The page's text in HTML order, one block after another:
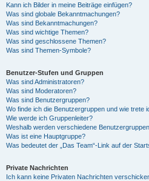
Kann ich Bilder in meine Beiträge einfügen?
Was sind globale Bekanntmachungen?
Was sind Bekanntmachungen?
Was sind wichtige Themen?
Was sind geschlossene Themen?
Was sind Themen-Symbole?
Benutzer-Stufen und Gruppen
Was sind Administratoren?
Was sind Moderatoren?
Was sind Benutzergruppen?
Wo finde ich die Benutzergruppen und wie trete
Wie werde ich Gruppenleiter?
Weshalb werden verschiedene
Was ist eine Hauptgruppe?
Was bedeutet der „Das Team“-Link auf der
Private Nachrichten
Ich kann keine Privaten Nachrichten